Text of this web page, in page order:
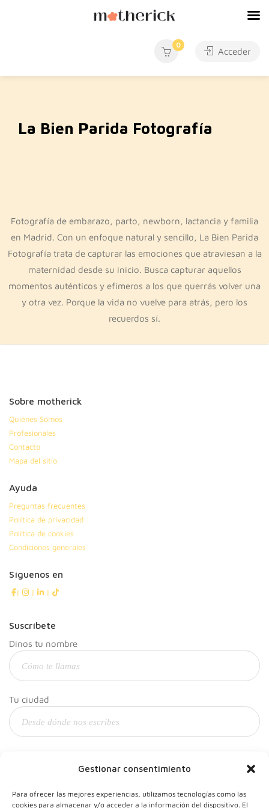
Gestionar consentimiento
Para ofrecer las mejores experiencias, utilizamos tecnologías como las
cookies para almacenar y/o acceder a la información del dispositivo. El
0
Acceder
La Bien Parida Fotografía
Fotografía de embarazo, parto, newborn, lactancia y familia
en Madrid. Con un enfoque natural y sencillo, La Bien Parida
Fotografía trata de capturar las emociones que atraviesan a la
maternidad desde su inicio. Busca capturar aquellos
momentos auténticos y efímeros a los que querrás volver una
y otra vez. Porque la vida no vuelve para atrás, pero los
recuerdos sí.
Sobre motherick
Quiénes Somos
Profesionales
Contacto
Mapa del sitio
Ayuda
Preguntas frecuentes
Política de privacidad
Política de cookies
Condiciones generales
Síguenos en
| | |
Suscríbete
Dinos tu nombre
Tu ciudad